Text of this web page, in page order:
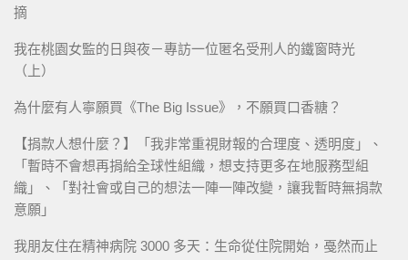
摘
我在桃園女監的日與夜－專訪一位匿名受刑人的鐵窗時光
（上）
為什麼有人寧願買《The Big Issue》，不願買口香糖？
【捐款人想什麼？】「我非常重視財報的合理度、透明度」、
「暫時不會想再捐給全球性組織，想支持更多在地服務型組
織」、「對社會或自己的想法一陣一陣改變，讓我暫時無捐款
意願」
我朋友住在精神病院 3000 多天：生命從住院開始，戞然而止